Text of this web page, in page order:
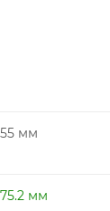
мм
мм